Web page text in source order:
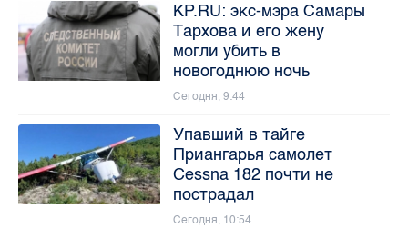
KP.RU: экс-мэра Самары
Тархова и его жену
могли убить в
новогоднюю ночь
Сегодня, 9:44
Упавший в тайге
Приангарья самолет
Cessna 182 почти не
пострадал
Сегодня, 10:54